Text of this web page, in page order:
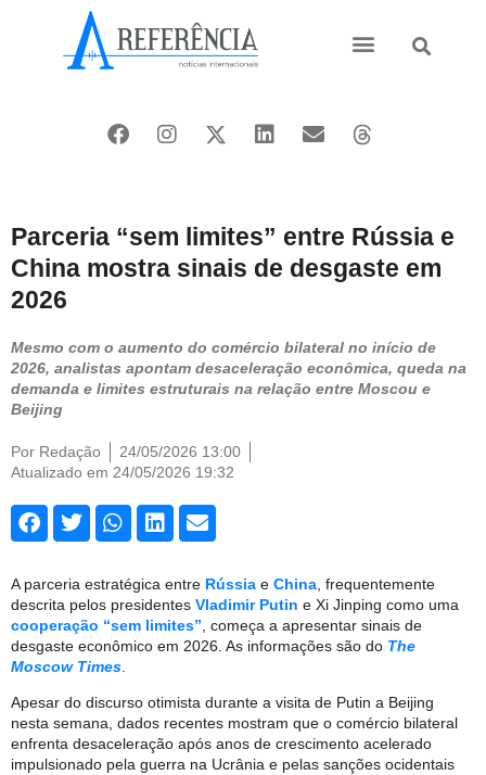
Parceria “sem limites” entre Rússia e
China mostra sinais de desgaste em
2026
Mesmo com o aumento do comércio bilateral no início de
2026, analistas apontam desaceleração econômica, queda na
demanda e limites estruturais na relação entre Moscou e
Beijing
Por Redação
24/05/2026 13:00
Atualizado em 24/05/2026 19:32
A parceria estratégica entre Rússia e China , frequentemente
descrita pelos presidentes Vladimir Putin e Xi Jinping como uma
cooperação “sem limites” , começa a apresentar sinais de
desgaste econômico em 2026. As informações são do The
Moscow Times
Apesar do discurso otimista durante a visita de Putin a Beijing
nesta semana, dados recentes mostram que o comércio bilateral
enfrenta desaceleração após anos de crescimento acelerado
impulsionado pela guerra na Ucrânia e pelas sanções ocidentais